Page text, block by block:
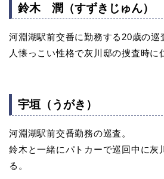
鈴木 潤（すずきじゅん）
河淵湖駅前交番に勤務する20歳の巡
人懐っこい性格で灰川邸の捜査時に
宇垣（うがき）
河淵湖駅前交番勤務の巡査。
鈴木と一緒にパトカーで巡回中に灰
る。